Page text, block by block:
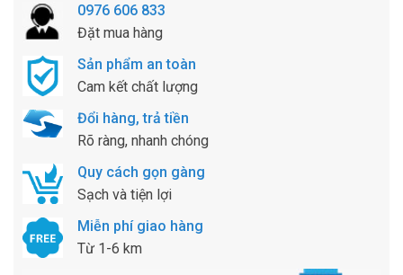
0976 606 833
Đặt mua hàng
Sản phẩm an toàn
Cam kết chất lượng
Đổi hàng, trả tiền
Rõ ràng, nhanh chóng
Quy cách gọn gàng
Sạch và tiện lợi
Miễn phí giao hàng
Từ 1-6 km